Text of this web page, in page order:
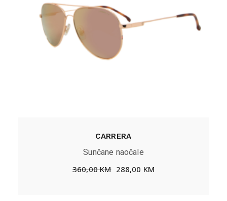
CARRERA
Sunčane naočale
360,00KM 288,00 KM